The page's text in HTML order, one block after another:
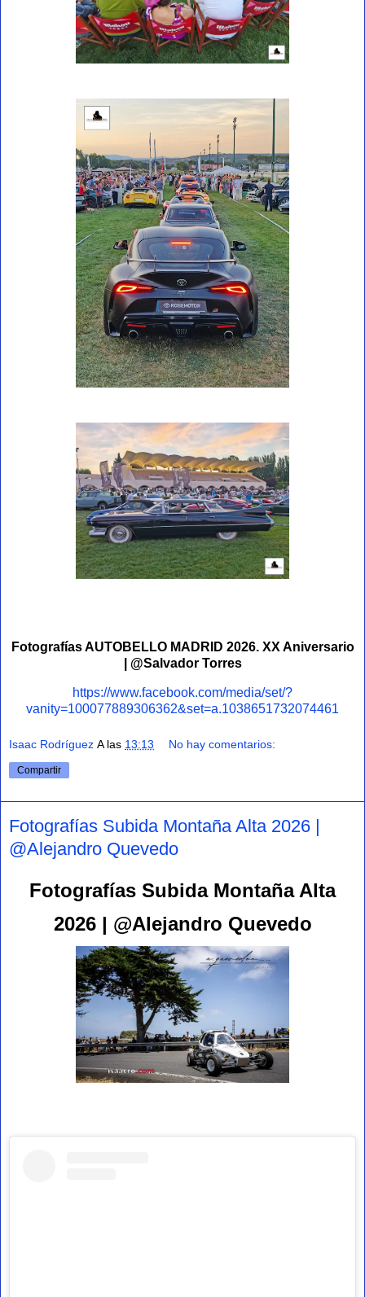
Fotografías AUTOBELLO MADRID 2026. XX Aniversario
| @Salvador Torres
https://www.facebook.com/media/set/?
vanity=100077889306362&set=a.1038651732074461
Isaac Rodríguez A las 13:13 No hay comentarios:
Compartir
Fotografías Subida Montaña Alta 2026 |
@Alejandro Quevedo
Fotografías Subida Montaña Alta
2026 | @Alejandro Quevedo